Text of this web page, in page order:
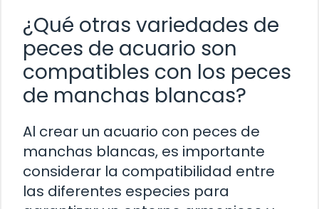
¿Qué otras variedades de
peces de acuario son
compatibles con los peces
de manchas blancas?
Al crear un acuario con peces de
manchas blancas, es importante
considerar la compatibilidad entre
las diferentes especies para